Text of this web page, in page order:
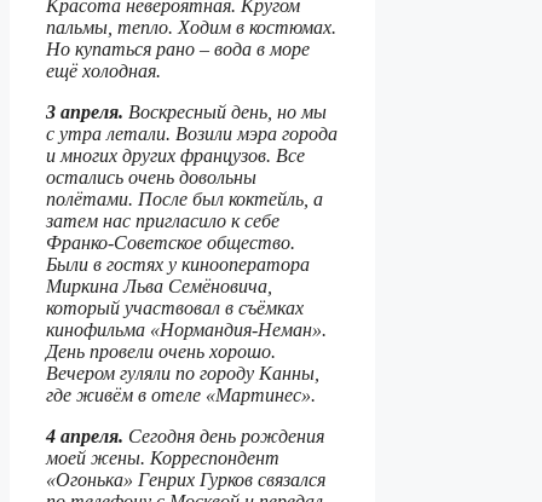
Красота невероятная. Кругом
пальмы, тепло. Ходим в костюмах.
Но купаться рано – вода в море
ещё холодная.
3 апреля. Воскресный день, но мы
с утра летали. Возили мэра города
и многих других французов. Все
остались очень довольны
полётами. После был коктейль, а
затем нас пригласило к себе
Франко-Советское общество.
Были в гостях у кинооператора
Миркина Льва Семёновича,
который участвовал в съёмках
кинофильма «Нормандия-Неман».
День провели очень хорошо.
Вечером гуляли по городу Канны,
где живём в отеле «Мартинес».
4 апреля. Сегодня день рождения
моей жены. Корреспондент
«Огонька» Генрих Гурков связался